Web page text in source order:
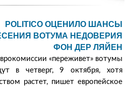
POLITICO ОЦЕНИЛО ШАНСЫ
ВОТУМА НЕДОВЕРИЯ
ФОН ДЕР ЛЯЙЕН
«переживет» вотумы
в четверг, 9 октября, хотя
растет, пишет европейское